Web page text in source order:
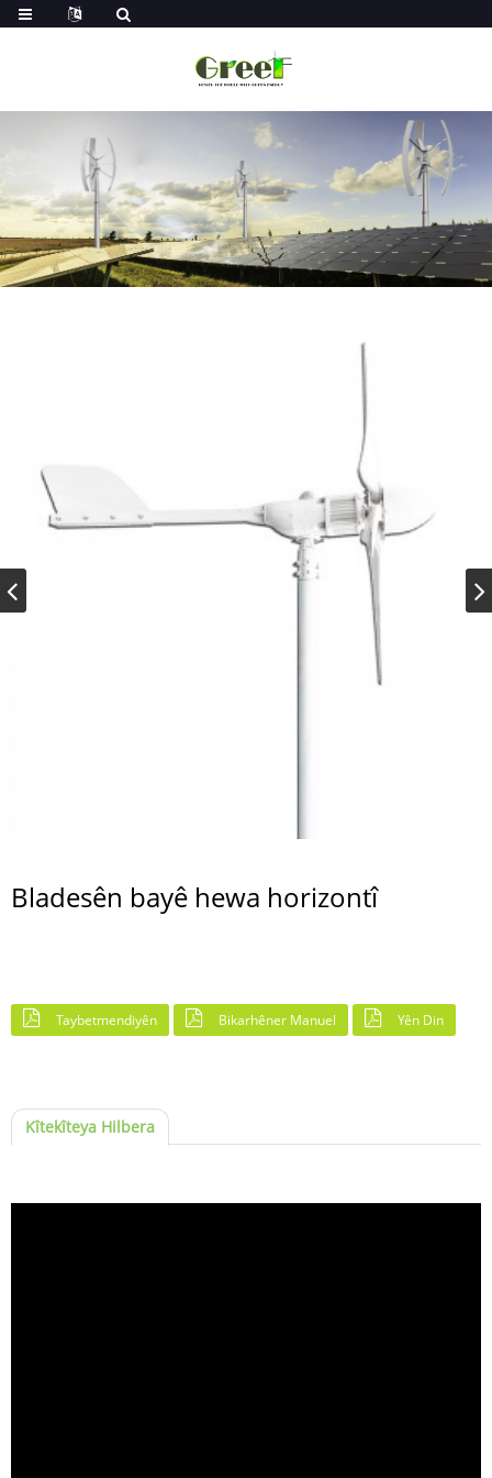
Bladesên bayê hewa horizontî
Taybetmendiyên Bikarhêner Manuel Yên Din
Kîtekîteya Hilbera